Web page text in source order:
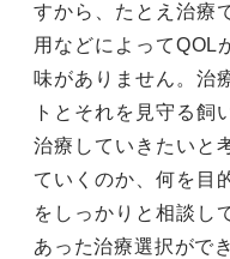
すから、たとえ治療
用などによってQOL
味がありません。治
トとそれを見守る飼
治療していきたいと
ていくのか、何を目
をしっかりと相談し
あった治療選択がで